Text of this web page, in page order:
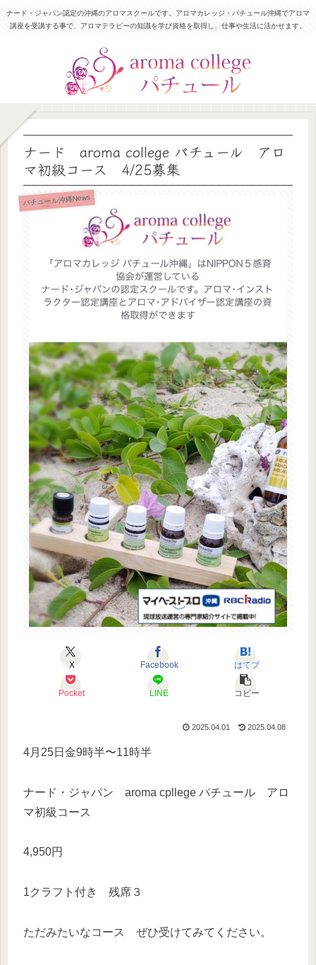
ナード・ジャパン認定の沖縄のアロマスクールです。アロマカレッジ・パチュール沖縄でアロマ
講座を受講する事で、アロマテラピーの知識を学び資格を取得し、仕事や生活に活かせます。
ナード aroma college パチュール アロ
マ初級コース 4/25募集
パチュール沖縄News
X Facebook はてブ
Pocket LINE コピー
2025.04.01 2025.04.08
4月25日金9時半〜11時半
ナード・ジャパン aroma cpllege パチュール アロ
マ初級コース
4,950円
1クラフト付き 残席３
ただみたいなコース ぜひ受けてみてください。